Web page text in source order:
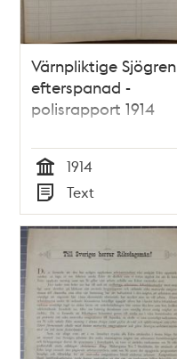
Värnpliktige Sjögren
efterspanad -
polisrapport 1914
Tid
1914
Typ
Text